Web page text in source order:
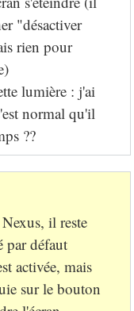
"désactiver
rien pour
lumière : j'ai
normal qu'il
??
il reste
par défaut
activée, mais
sur le bouton